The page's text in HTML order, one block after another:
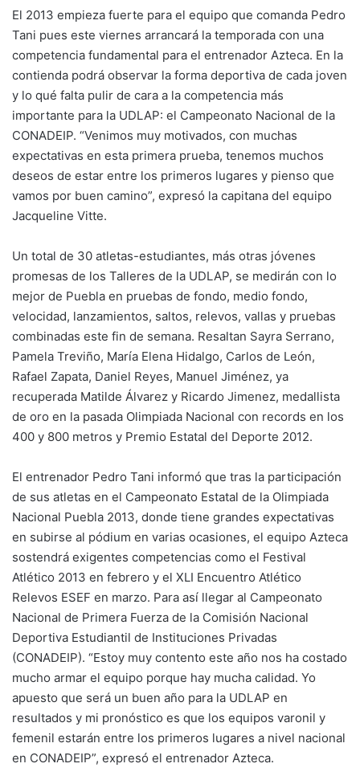
El 2013 empieza fuerte para el equipo que comanda Pedro
Tani pues este viernes arrancará la temporada con una
competencia fundamental para el entrenador Azteca. En la
contienda podrá observar la forma deportiva de cada joven
y lo qué falta pulir de cara a la competencia más
importante para la UDLAP: el Campeonato Nacional de la
CONADEIP. “Venimos muy motivados, con muchas
expectativas en esta primera prueba, tenemos muchos
deseos de estar entre los primeros lugares y pienso que
vamos por buen camino”, expresó la capitana del equipo
Jacqueline Vitte.
Un total de 30 atletas-estudiantes, más otras jóvenes
promesas de los Talleres de la UDLAP, se medirán con lo
mejor de Puebla en pruebas de fondo, medio fondo,
velocidad, lanzamientos, saltos, relevos, vallas y pruebas
combinadas este fin de semana. Resaltan Sayra Serrano,
Pamela Treviño, María Elena Hidalgo, Carlos de León,
Rafael Zapata, Daniel Reyes, Manuel Jiménez, ya
recuperada Matilde Álvarez y Ricardo Jimenez, medallista
de oro en la pasada Olimpiada Nacional con records en los
400 y 800 metros y Premio Estatal del Deporte 2012.
El entrenador Pedro Tani informó que tras la participación
de sus atletas en el Campeonato Estatal de la Olimpiada
Nacional Puebla 2013, donde tiene grandes expectativas
en subirse al pódium en varias ocasiones, el equipo Azteca
sostendrá exigentes competencias como el Festival
Atlético 2013 en febrero y el XLI Encuentro Atlético
Relevos ESEF en marzo. Para así llegar al Campeonato
Nacional de Primera Fuerza de la Comisión Nacional
Deportiva Estudiantil de Instituciones Privadas
(CONADEIP). “Estoy muy contento este año nos ha costado
mucho armar el equipo porque hay mucha calidad. Yo
apuesto que será un buen año para la UDLAP en
resultados y mi pronóstico es que los equipos varonil y
femenil estarán entre los primeros lugares a nivel nacional
en CONADEIP”, expresó el entrenador Azteca.